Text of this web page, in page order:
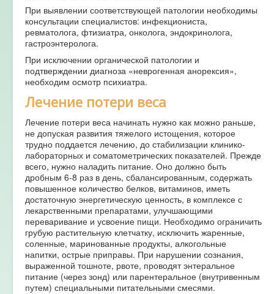
При выявлении соответствующей патологии необходимы
консультации специалистов: инфекциониста,
ревматолога, фтизиатра, онколога, эндокринолога,
гастроэнтеролога.
При исключении органической патологии и
подтверждении диагноза «неврогенная анорексия»,
необходим осмотр психиатра.
Лечение потери веса
Лечение потери веса начинать нужно как можно раньше,
не допуская развития тяжелого истощения, которое
трудно поддается лечению, до стабилизации клинико-
лабораторных и соматометрических показателей. Прежде
всего, нужно наладить питание. Оно должно быть
дробным 6-8 раз в день, сбалансированным, содержать
повышенное количество белков, витаминов, иметь
достаточную энергетическую ценность, в комплексе с
лекарственными препаратами, улучшающими
переваривание и усвоение пищи. Необходимо ограничить
грубую растительную клетчатку, исключить жаренные,
соленные, маринованные продукты, алкогольные
напитки, острые приправы. При нарушении сознания,
выраженной тошноте, рвоте, проводят энтеральное
питание (через зонд) или парентеральное (внутривенным
путем) специальными питательными смесями.